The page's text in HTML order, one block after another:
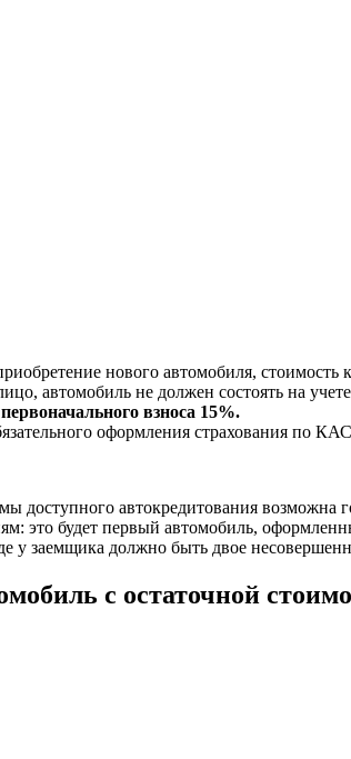
нового автомобиля,
автомобиль не должен состоять на
взноса 15%.
оформления страхования по
доступного автокредитования
это будет первый автомобиль,
у заемщика должно быть двое
с остаточной